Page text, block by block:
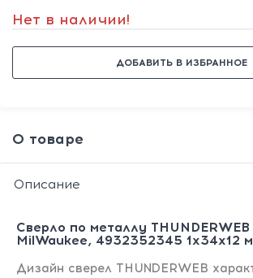
Нет в наличии!
ДОБАВИТЬ В ИЗБРАННОЕ
О товаре
Описание
Сверло по металлу THUNDERWEB
MilWaukee, 4932352345 1х34х12
Дизайн сверел THUNDERWEB